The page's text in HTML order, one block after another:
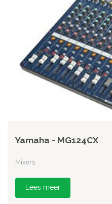
Yamaha - MG124CX
Mixers
Lees meer